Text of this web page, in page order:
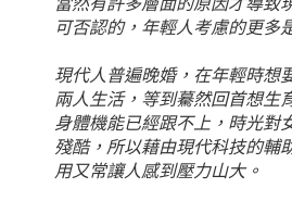
可否認的，年輕人考慮的更多
現代人普遍晚婚，在年輕時想
兩人生活，等到驀然回首想生
身體機能已經跟不上，時光對
殘酷，所以藉由現代科技的輔
用又常讓人感到壓力山大。